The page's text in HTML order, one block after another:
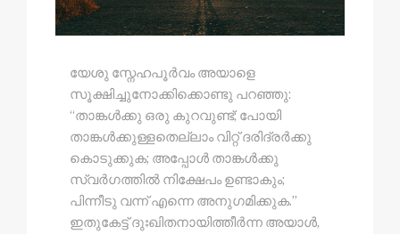
യേശു സ്നേഹപൂർവം അയാളെ
സൂക്ഷിച്ചുനോക്കിക്കൊണ്ടു പറഞ്ഞു:
“താങ്കൾക്കു ഒരു കുറവുണ്ട്; പോയി
താങ്കൾക്കുള്ളതെല്ലാം വിറ്റ് ദരിദ്രർക്കു
കൊടുക്കുക; അപ്പോൾ താങ്കൾക്കു
സ്വർഗത്തിൽ നിക്ഷേപം ഉണ്ടാകും;
പിന്നീടു വന്ന് എന്നെ അനുഗമിക്കുക.”
ഇതുകേട്ട് ദുഃഖിതനായിത്തീർന്ന അയാൾ,